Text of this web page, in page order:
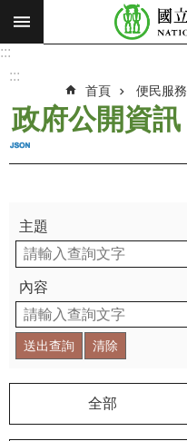
跳到主要內容區塊
搜
願
景
最
新
消
息
參
觀
展
:::
:::
首頁 便民服務
政府公開資訊
主題
內容
全部